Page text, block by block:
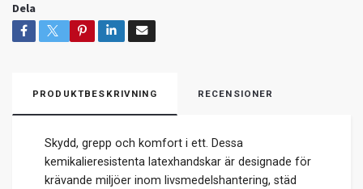
Dela
PRODUKTBESKRIVNING RECENSIONER
Skydd, grepp och komfort i ett. Dessa
kemikalieresistenta latexhandskar är designade för
krävande miljöer inom livsmedelshantering, städ